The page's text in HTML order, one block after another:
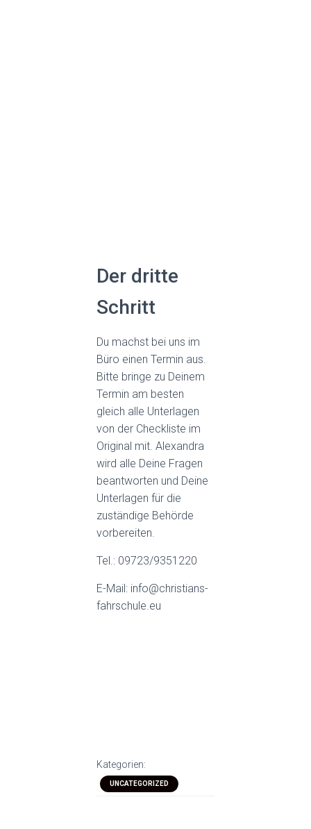
Der dritte
Schritt
Du machst bei uns im
Büro einen Termin aus.
Bitte bringe zu Deinem
Termin am besten
gleich alle Unterlagen
von der Checkliste im
Original mit. Alexandra
wird alle Deine Fragen
beantworten und Deine
Unterlagen für die
zuständige Behörde
vorbereiten.
Tel.: 09723/9351220
E-Mail: info@christians-
fahrschule.eu
Kategorien:
UNCATEGORIZED